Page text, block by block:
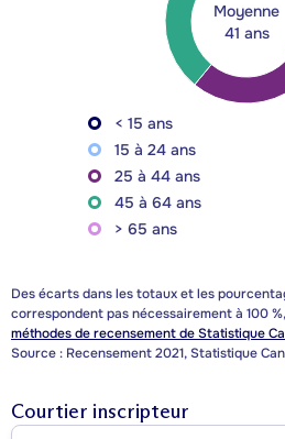
Moyenne
41 ans
< 15 ans
15 à 24 ans
25 à 44 ans
45 à 64 ans
> 65 ans
Des écarts dans les totaux et les
correspondent pas nécessairement à 100
méthodes de recensement de Statistique
Source : Recensement 2021, Statistique
Courtier inscripteur